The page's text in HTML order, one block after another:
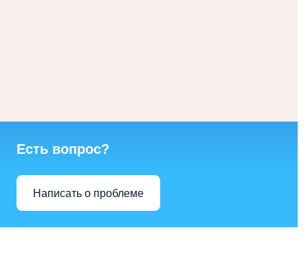
Есть вопрос?
Написать о проблеме